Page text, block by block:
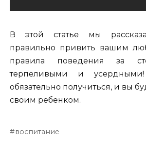
В этой статье мы
правильно привить вашим
правила поведения за
терпеливыми и
обязательно получиться, и вы
своим ребенком.
воспитание